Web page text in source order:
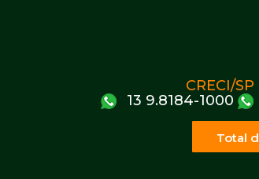
CRECI/SP
13 9.8184-1000
Total